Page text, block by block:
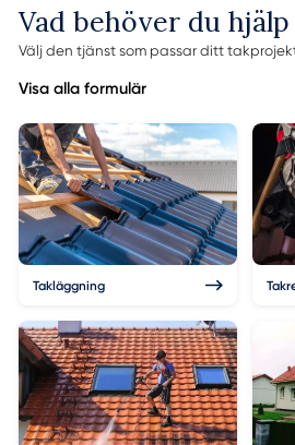
Vad behöver du hjälp
Välj den tjänst som passar ditt
Visa alla formulär
Takläggning